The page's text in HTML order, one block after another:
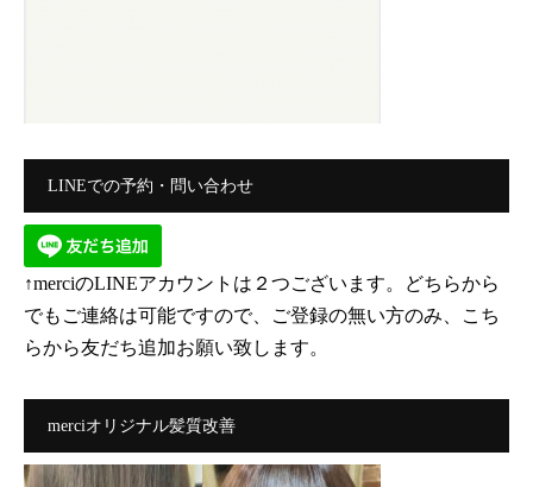
LINEでの予約・問い合わせ
↑merciのLINEアカウントは２つございます。どちらから
でもご連絡は可能ですので、ご登録の無い方のみ、こち
らから友だち追加お願い致します。
merciオリジナル髪質改善